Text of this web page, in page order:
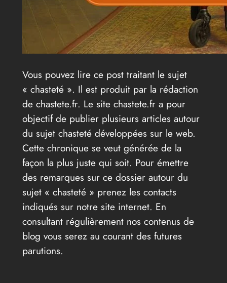
Vous pouvez lire ce post traitant le sujet
« chasteté ». Il est produit par la rédaction
de chastete.fr. Le site chastete.fr a pour
objectif de publier plusieurs articles autour
du sujet chasteté développées sur le web.
Cette chronique se veut générée de la
façon la plus juste qui soit. Pour émettre
des remarques sur ce dossier autour du
sujet « chasteté » prenez les contacts
indiqués sur notre site internet. En
consultant régulièrement nos contenus de
blog vous serez au courant des futures
parutions.